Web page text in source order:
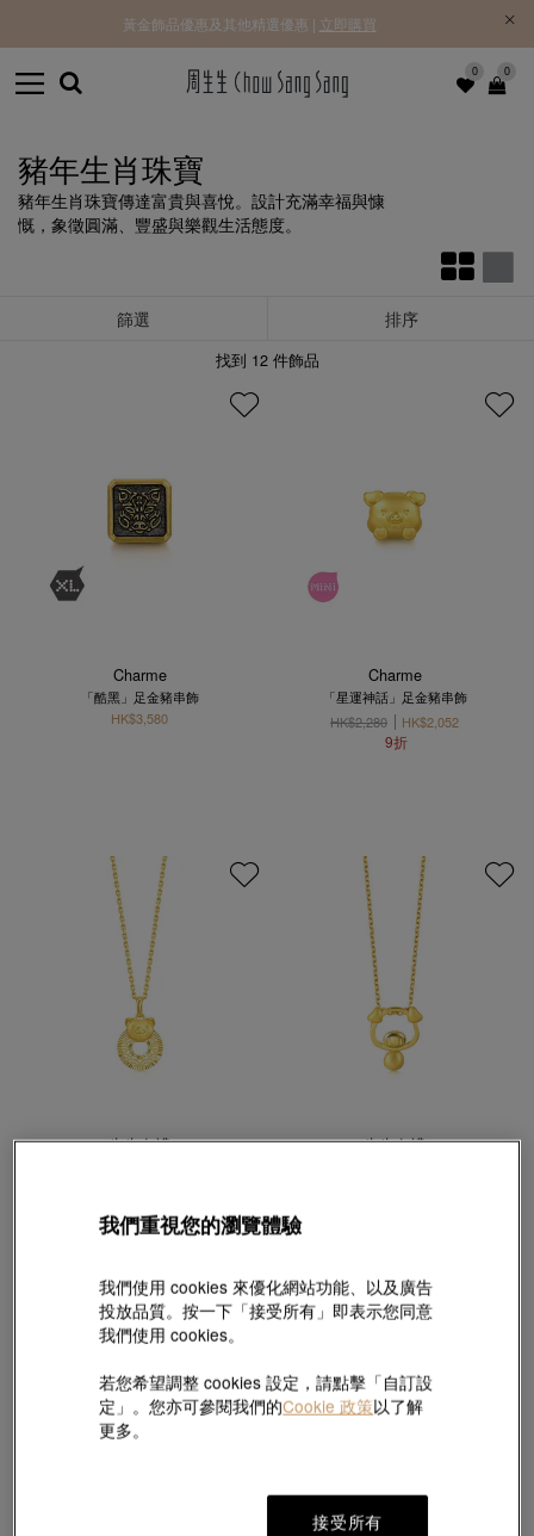
0 0
黃金飾品優惠及其他精選優惠 | 立即購買
豬年生肖珠寶
豬年生肖珠寶傳達富貴與喜悅。設計充滿幸福與慷
慨，象徵圓滿、豐盛與樂觀生活態度。
篩選 排序
找到 12件飾品
Charme
「酷黑」足金豬串飾
HK$3,580
Charme
「星運神話」足金豬串飾
HK$2,280
HK$2,052
9折
生生有禮 生生有禮
我們重視您的瀏覽體驗
我們使用 cookies 來優化網站功能、以及廣告
投放品質。按一下「接受所有」即表示您同意
我們使用 cookies。
若您希望調整 cookies 設定，請點擊「自訂設
定」。您亦可參閱我們的Cookie 政策以了解
更多。
接受所有